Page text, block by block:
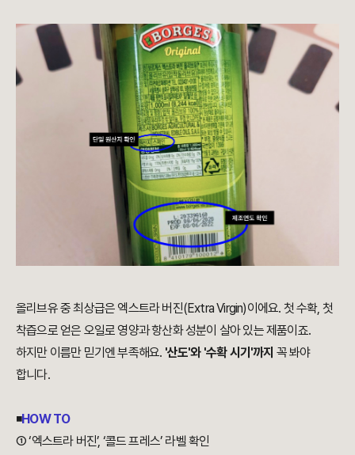
올리브유 중 최상급은 엑스트라 버진(Extra Virgin)이에요. 첫 수확, 첫
착즙으로 얻은 오일로 영양과 항산화 성분이 살아 있는 제품이죠.
하지만 이름만 믿기엔 부족해요. '산도'와 '수확 시기'까지 꼭 봐야
합니다.
◾HOW TO
① ‘엑스트라 버진’, ‘콜드 프레스’ 라벨 확인